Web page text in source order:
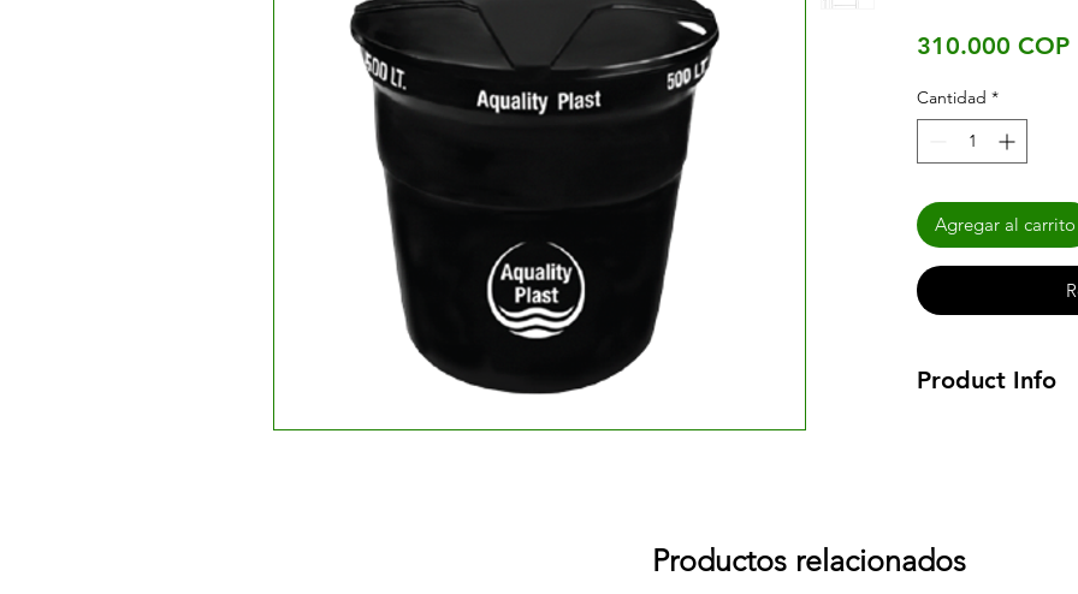
310.000 COP
Cantidad *
Agregar al carrito
Product Info
taque lo que
Productos relacionados